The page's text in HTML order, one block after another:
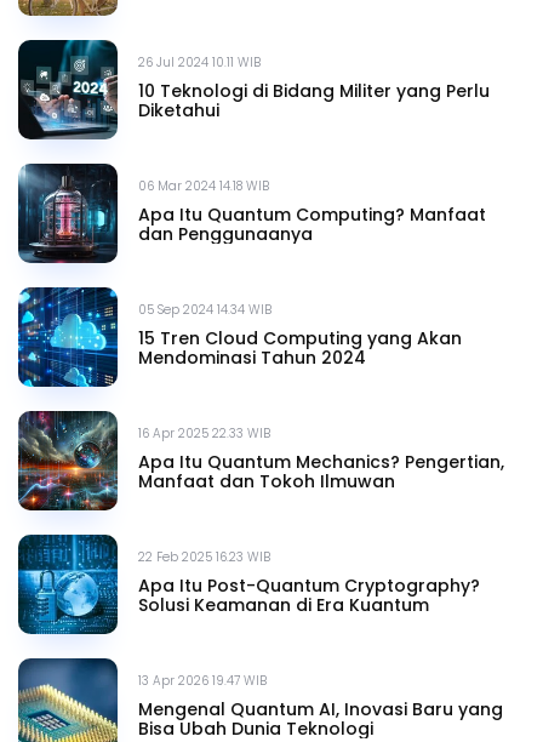
26 Jul 2024 10.11 WIB
10 Teknologi di Bidang Militer yang Perlu
Diketahui
06 Mar 2024 14.18 WIB
Apa Itu Quantum Computing? Manfaat
dan Penggunaanya
05 Sep 2024 14.34 WIB
15 Tren Cloud Computing yang Akan
Mendominasi Tahun 2024
16 Apr 2025 22.33 WIB
Apa Itu Quantum Mechanics? Pengertian,
Manfaat dan Tokoh Ilmuwan
22 Feb 2025 16.23 WIB
Apa Itu Post-Quantum Cryptography?
Solusi Keamanan di Era Kuantum
13 Apr 2026 19.47 WIB
Mengenal Quantum AI, Inovasi Baru yang
Bisa Ubah Dunia Teknologi